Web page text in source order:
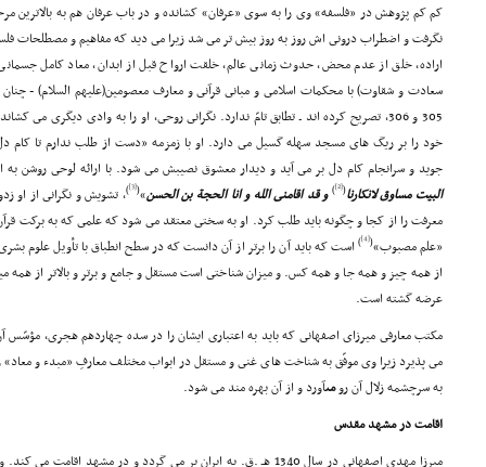
کم کم پژوهش در «فلسفه» وى را به سوى «عرفان» کشانده و در باب عرفان هم به بالاترین
نگرفت و اضطراب درونى اش روز به روز بیش تر مى شد زیرا مى دید که مفاهیم و مصطلحات
اراده، خلق از عدم محض، حدوث زمانى عالم، خلقت ارواح قبل از ابدان، معاد کامل
305 و 306، تصریح کرده اند ـ تطابق تامّ ندارد. نگرانى روحى، او را به وادى دیگرى
خود را بر ریگ هاى مسجد سهله گسیل مى دارد. او با زمزمه «دست از طلب ندارم تا کام
جوید و سرانجام کام دل بر مى آید و دیدار معشوق نصیبش مى شود. با ارائه لوحى روشن به
البیت مساوق لانکارنا(
[2]
)و قد اقامنى الله و انا الحجة بن الحسن»
(
[3]
)، تشویش و نگرانى از او
معرفت را از کجا و چگونه باید طلب کرد. او به سختى معتقد مى شود که علمى که به برکت
«علم مصبوب»(
[4]
) است که باید آن را برتر از آن دانست که در سطح انطباق با تأویل علوم
از همه چیز و همه جا و همه کس. و میزان شناختى است مستقل و جامع و برتر و بالاتر از همه
عرضه گشته است.
مکتب معارفى میرزاى اصفهانى که باید به اعتبارى ایشان را در سده چهاردهم هجرى، مؤسّس
مى پذیرد زیرا وى موفّق به شناخت هاى غنى و مستقل در ابواب مختلف معارفِ «مبدء و
به سرچشمه زلال آن رومىآورد و از آن بهره مند مى شود.
اقامت در مشهد مقدس